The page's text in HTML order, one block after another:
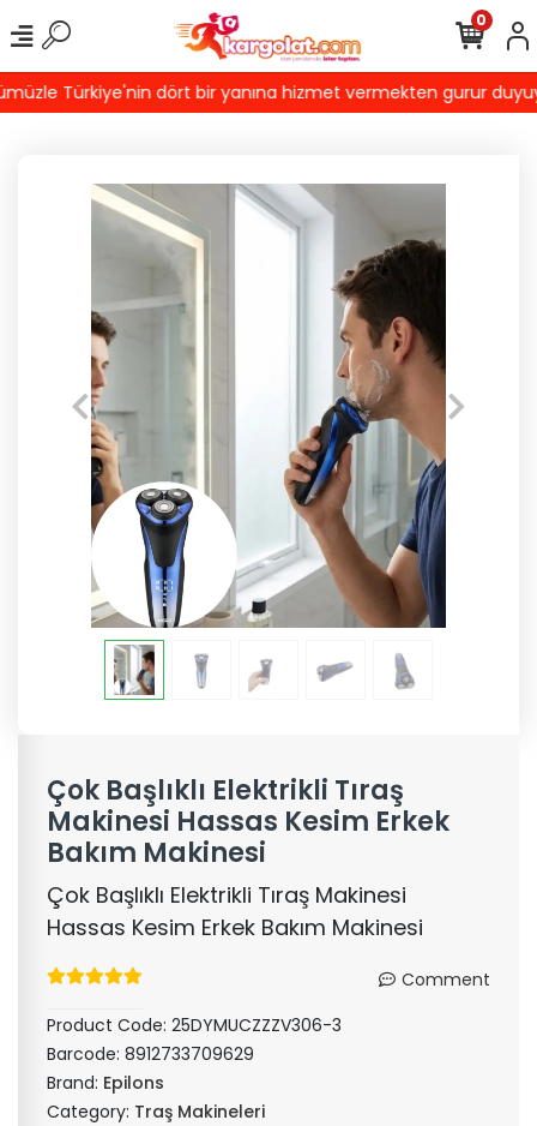
Türkiye'nin dört bir yanına hizmet vermekten gurur
0
Çok Başlıklı Elektrikli Tıraş
Makinesi Hassas Kesim Erkek
Bakım Makinesi
Çok Başlıklı Elektrikli Tıraş Makinesi
Hassas Kesim Erkek Bakım Makinesi
Comment
Product Code: 25DYMUCZZZV306-3
Barcode: 8912733709629
Brand: Epilons
Category: Traş Makineleri